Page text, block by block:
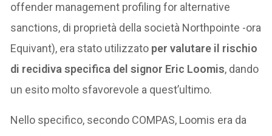
offender management profiling for alternative
sanctions, di proprietà della società Northpointe -ora
Equivant), era stato utilizzato per valutare il rischio
di recidiva specifica del signor Eric Loomis, dando
un esito molto sfavorevole a quest’ultimo.
Nello specifico, secondo COMPAS, Loomis era da